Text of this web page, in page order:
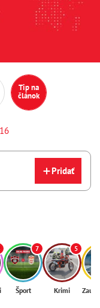
Tip na
článok
Pridať
7
Šport
5
Krimi